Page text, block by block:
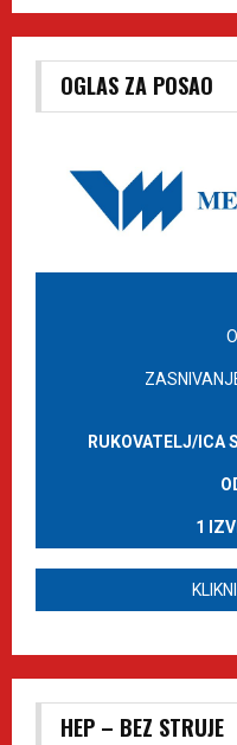
OGLAS ZA POSAO
RUKOVATELJ/ICA
1
HEP – BEZ STRUJE